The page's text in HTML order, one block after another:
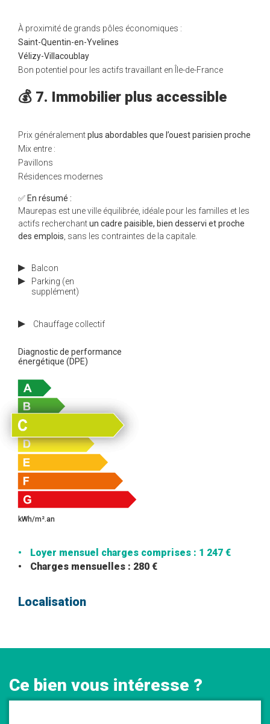
À proximité de grands pôles économiques :
Saint-Quentin-en-Yvelines
Vélizy-Villacoublay
Bon potentiel pour les actifs travaillant en Île-de-France
💰 7. Immobilier plus accessible
Prix généralementplus abordables que l’ouest parisien proche
Mix entre :
Pavillons
Résidences modernes
✅ En résumé :
Maurepas est une ville équilibrée, idéale pour les familles et les
actifs recherchantun cadre paisible, bien desservi et proche
des emplois, sans les contraintes de la capitale.
Balcon
Parking (en
supplément)
Chauffage collectif
Diagnostic de performance
énergétique (DPE)
kWh/m².an
Loyer mensuel charges comprises : 1 247 €
Charges mensuelles : 280 €
Localisation
Ce bien vous intéresse ?